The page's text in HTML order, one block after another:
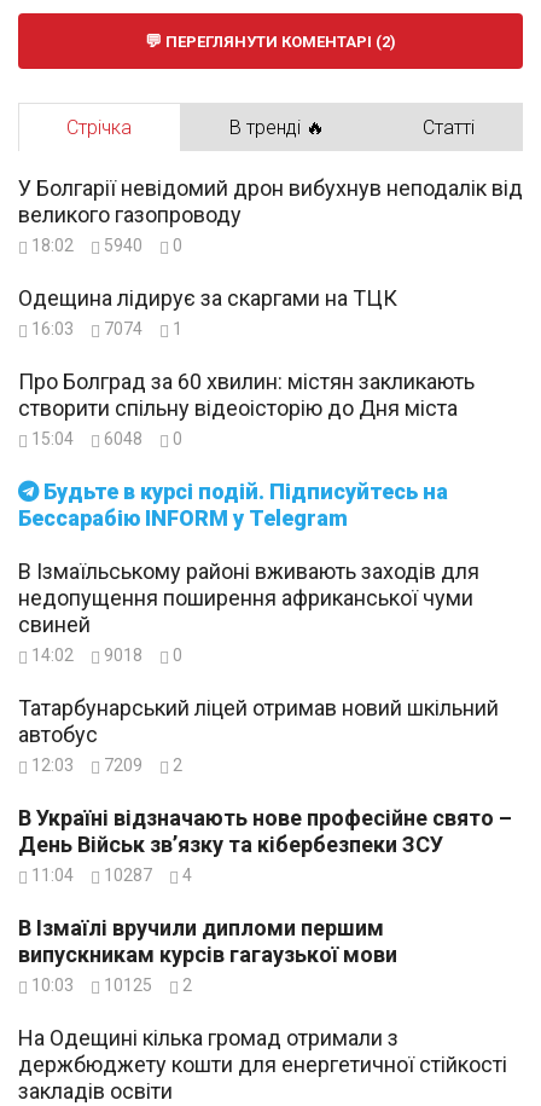
ПЕРЕГЛЯНУТИ КОМЕНТАРІ (2)
Стрічка В тренді 🔥 Статті
Будьте в курсі подій. Підписуйтесь на
Бессарабію INFORM у Telegram
У Болгарії невідомий дрон вибухнув неподалік від
великого газопроводу
18:02 5940 0
Одещина лідирує за скаргами на ТЦК
16:03 7074 1
Про Болград за 60 хвилин: містян закликають
створити спільну відеоісторію до Дня міста
15:04 6048 0
В Ізмаїльському районі вживають заходів для
недопущення поширення африканської чуми
свиней
14:02 9018 0
Татарбунарський ліцей отримав новий шкільний
автобус
12:03 7209 2
В Україні відзначають нове професійне свято –
День Військ зв’язку та кібербезпеки ЗСУ
11:04 10287 4
В Ізмаїлі вручили дипломи першим
випускникам курсів гагаузької мови
10:03 10125 2
На Одещині кілька громад отримали з
держбюджету кошти для енергетичної стійкості
закладів освіти